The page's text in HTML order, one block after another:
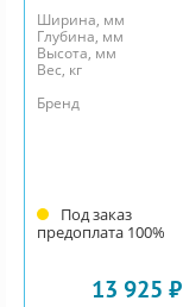
Ширина, мм
Глубина, мм
Высота, мм
Вес, кг
Бренд
Под заказ
предоплата 100%
13 925 ₽